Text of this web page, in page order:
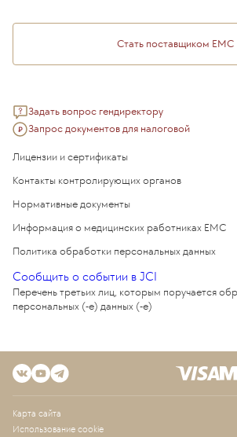
Стать поставщиком ЕМС
Задать вопрос гендиректору
Запрос документов для налоговой
Лицензии и сертификаты
Контакты контролирующих органов
Нормативные документы
Информация о медицинских работниках EMC
Политика обработки персональных данных
Сообщить о событии в JCI
Перечень третьих лиц, которым поручается
персональных (-е) данных (-е)
Карта сайта
Использование cookie